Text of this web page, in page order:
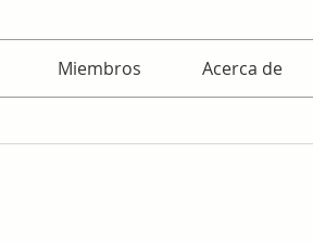
Miembros Acerca de